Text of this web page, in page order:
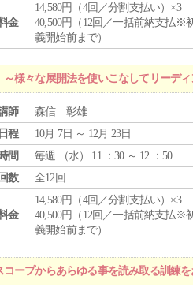
金
14,580円（4回／分割支払い）×3
40,500円（12回／一括前納支払※
義開始前まで）
々な展開法を使いこなしてリーディ
師
森信 彰雄
日程
10月 7日 ～ 12月 23日
間
毎週 （水） 11 ：30 ～ 12 ：50
回数
全12回
金
14,580円（4回／分割支払い）×3
40,500円（12回／一括前納支払※
義開始前まで）
ープからあらゆる事を読み取る訓練を